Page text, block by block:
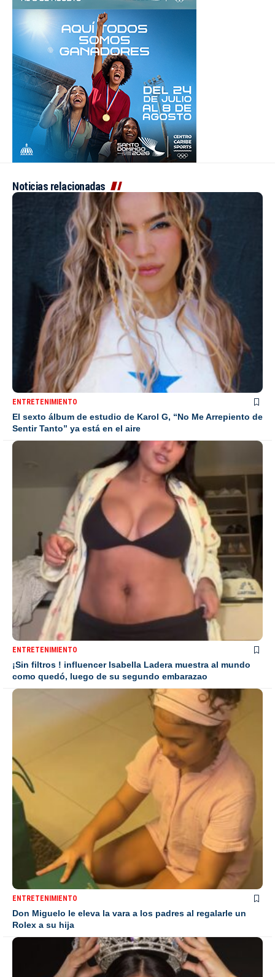
Noticias relacionadas
ENTRETENIMIENTO
El sexto álbum de estudio de Karol G, “No Me Arrepiento de
Sentir Tanto” ya está en el aire
ENTRETENIMIENTO
¡Sin filtros ! influencer Isabella Ladera muestra al mundo
como quedó, luego de su segundo embarazao
ENTRETENIMIENTO
Don Miguelo le eleva la vara a los padres al regalarle un
Rolex a su hija